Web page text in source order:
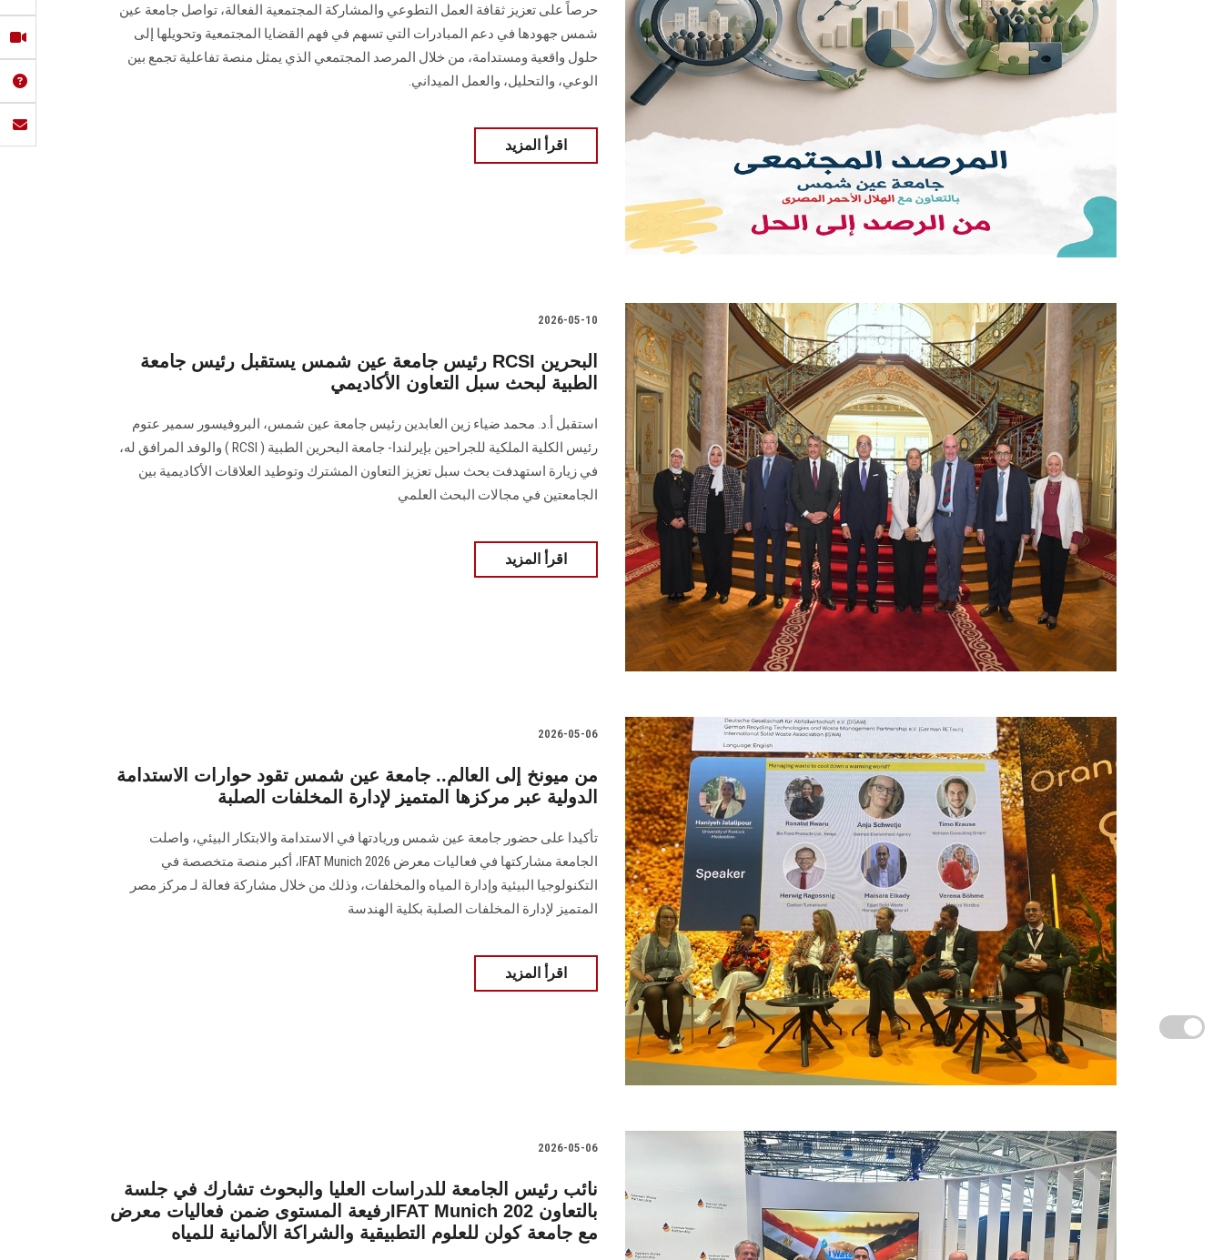
حرصاً على تعزيز ثقافة العمل التطوعي والمشاركة المجتمعية الفعالة، تواصل جامعة عين
شمس جهودها في دعم المبادرات التي تسهم في فهم القضايا المجتمعية وتحويلها إلى
حلول واقعية ومستدامة، من خلال المرصد المجتمعي الذي يمثل منصة تفاعلية تجمع بين
الوعي، والتحليل، والعمل الميداني.
اقرأ المزيد
2026-05-10
رئيس جامعة عين شمس يستقبل رئيس جامعة RCSI البحرين
الطبية لبحث سبل التعاون الأكاديمي
استقبل أ.د. محمد ضياء زين العابدين رئيس جامعة عين شمس، البروفيسور سمير عتوم
رئيس الكلية الملكية للجراحين بإيرلندا- جامعة البحرين الطبية ( RCSI ) والوفد المرافق له،
في زيارة استهدفت بحث سبل تعزيز التعاون المشترك وتوطيد العلاقات الأكاديمية بين
الجامعتين في مجالات البحث العلمي
اقرأ المزيد
2026-05-06
من ميونخ إلى العالم.. جامعة عين شمس تقود حوارات الاستدامة
الدولية عبر مركزها المتميز لإدارة المخلفات الصلبة
تأكيدا على حضور جامعة عين شمس وريادتها في الاستدامة والابتكار البيئي، واصلت
الجامعة مشاركتها في فعاليات معرض IFAT Munich 2026، أكبر منصة متخصصة في
التكنولوجيا البيئية وإدارة المياه والمخلفات، وذلك من خلال مشاركة فعالة لـ مركز مصر
المتميز لإدارة المخلفات الصلبة بكلية الهندسة
اقرأ المزيد
2026-05-06
نائب رئيس الجامعة للدراسات العليا والبحوث تشارك في جلسة
رفيعة المستوى ضمن فعاليات معرضIFAT Munich 202 بالتعاون
مع جامعة كولن للعلوم التطبيقية والشراكة الألمانية للمياه